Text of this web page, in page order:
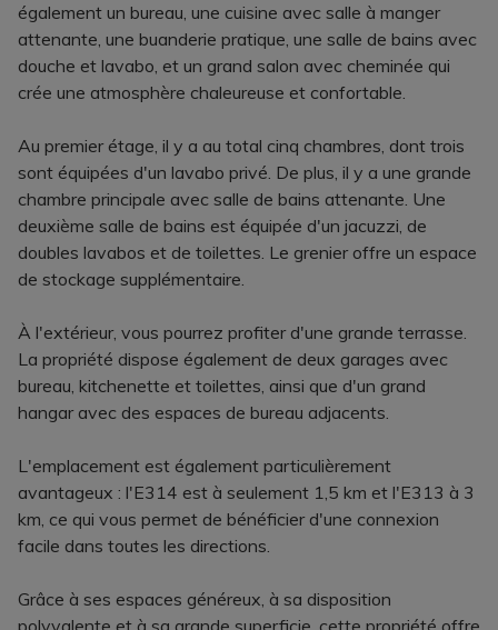
également un bureau, une cuisine avec salle à manger
attenante, une buanderie pratique, une salle de bains avec
douche et lavabo, et un grand salon avec cheminée qui
crée une atmosphère chaleureuse et confortable.
Au premier étage, il y a au total cinq chambres, dont trois
sont équipées d'un lavabo privé. De plus, il y a une grande
chambre principale avec salle de bains attenante. Une
deuxième salle de bains est équipée d'un jacuzzi, de
doubles lavabos et de toilettes. Le grenier offre un espace
de stockage supplémentaire.
À l'extérieur, vous pourrez profiter d'une grande terrasse.
La propriété dispose également de deux garages avec
bureau, kitchenette et toilettes, ainsi que d'un grand
hangar avec des espaces de bureau adjacents.
L'emplacement est également particulièrement
avantageux : l'E314 est à seulement 1,5 km et l'E313 à 3
km, ce qui vous permet de bénéficier d'une connexion
facile dans toutes les directions.
Grâce à ses espaces généreux, à sa disposition
polyvalente et à sa grande superficie, cette propriété offre